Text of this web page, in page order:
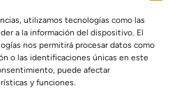
utilizamos tecnologías como las
a la información del dispositivo. El
nos permitirá procesar datos como
o las identificaciones únicas en este
puede afectar
y funciones.